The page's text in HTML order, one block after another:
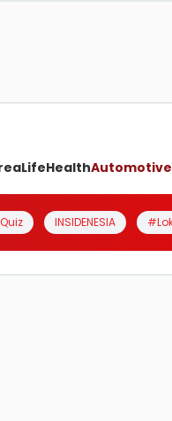
LifeHealthAutomotive
Quiz INSIDENESIA